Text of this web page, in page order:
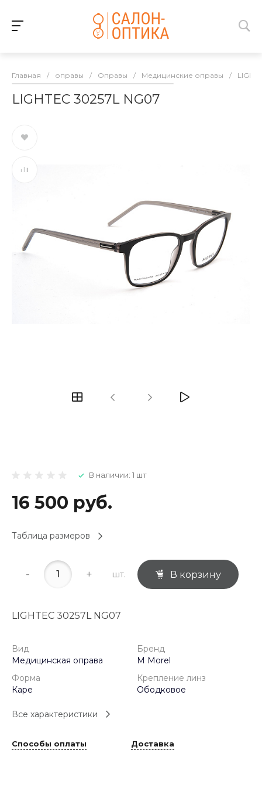
Главная / оправы / Оправы / Медицинские оправы /
LIGHTEC 30257L NG07
В наличии: 1 шт
16 500 руб.
Таблица размеров
- + шт. В корзину
LIGHTEC 30257L NG07
Вид
Медицинская оправа
Бренд
M Morel
Форма
Каре
Крепление линз
Ободковое
Все характеристики
Способы оплаты Доставка